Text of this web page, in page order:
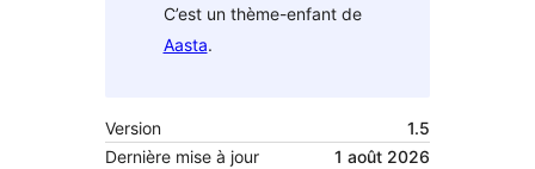
C’est un thème-enfant de
Aasta.
Version
1.5
Dernière mise à jour
1 août 2026